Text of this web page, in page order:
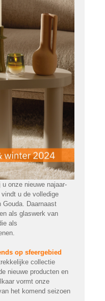
onze nieuwe najaar-
u de volledige
Gouda. Daarnaast
als glaswerk van
als
op sfeergebied
collectie
nieuwe producten en
vormt onze
het komend seizoen